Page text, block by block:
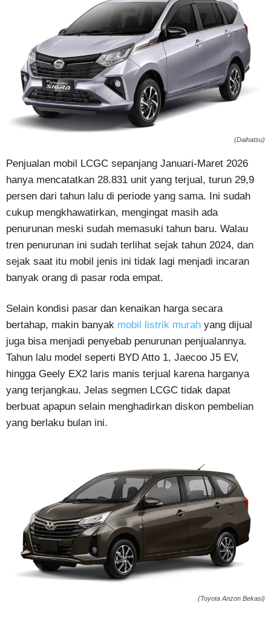
(Daihatsu)
Penjualan mobil LCGC sepanjang Januari-Maret 2026
hanya mencatatkan 28.831 unit yang terjual, turun 29,9
persen dari tahun lalu di periode yang sama. Ini sudah
cukup mengkhawatirkan, mengingat masih ada
penurunan meski sudah memasuki tahun baru. Walau
tren penurunan ini sudah terlihat sejak tahun 2024, dan
sejak saat itu mobil jenis ini tidak lagi menjadi incaran
banyak orang di pasar roda empat.
Selain kondisi pasar dan kenaikan harga secara
bertahap, makin banyak mobil listrik murah yang dijual
juga bisa menjadi penyebab penurunan penjualannya.
Tahun lalu model seperti BYD Atto 1, Jaecoo J5 EV,
hingga Geely EX2 laris manis terjual karena harganya
yang terjangkau. Jelas segmen LCGC tidak dapat
berbuat apapun selain menghadirkan diskon pembelian
yang berlaku bulan ini.
(Toyota Anzon Bekasi)